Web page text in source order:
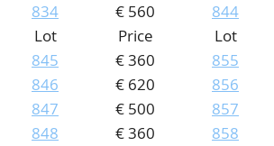
834
€ 560
844
Lot
Price
845
€ 360
846
€ 620
847
€ 500
848
€ 360
Lot
855
856
857
858